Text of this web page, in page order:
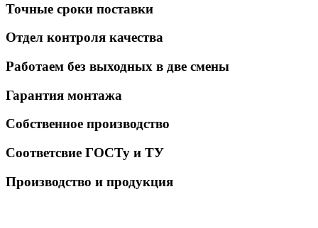
Точные сроки поставки
Отдел контроля качества
Работаем без выходных в две смены
Гарантия монтажа
Собственное производство
Соответсвие ГОСТу и ТУ
Производство и продукция